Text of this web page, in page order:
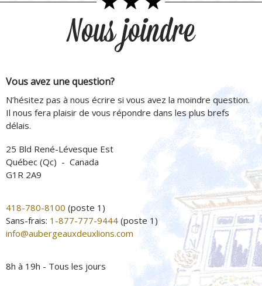
Nous joindre
Vous avez une question?
N’hésitez pas à nous écrire si vous avez la moindre question.
Il nous fera plaisir de vous répondre dans les plus brefs
délais.
25 Bld René-Lévesque Est
Québec (Qc) - Canada
G1R 2A9
418-780-8100 (poste 1)
Sans-frais: 1-877-777-9444 (poste 1)
info@aubergeauxdeuxlions.com
8h à 19h - Tous les jours